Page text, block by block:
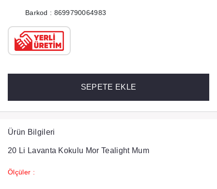
Barkod : 8699790064983
SEPETE EKLE
Ürün Bilgileri
20 Li Lavanta Kokulu Mor Tealight Mum
Ölçüler :